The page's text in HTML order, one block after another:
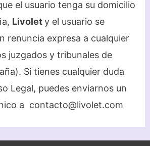
el usuario tenga su domicilio
Livolety el usuario se
renuncia expresa a cualquier
juzgados y tribunales de
Si tienes cualquier duda
Legal, puedes enviarnos un
a contacto@livolet.com